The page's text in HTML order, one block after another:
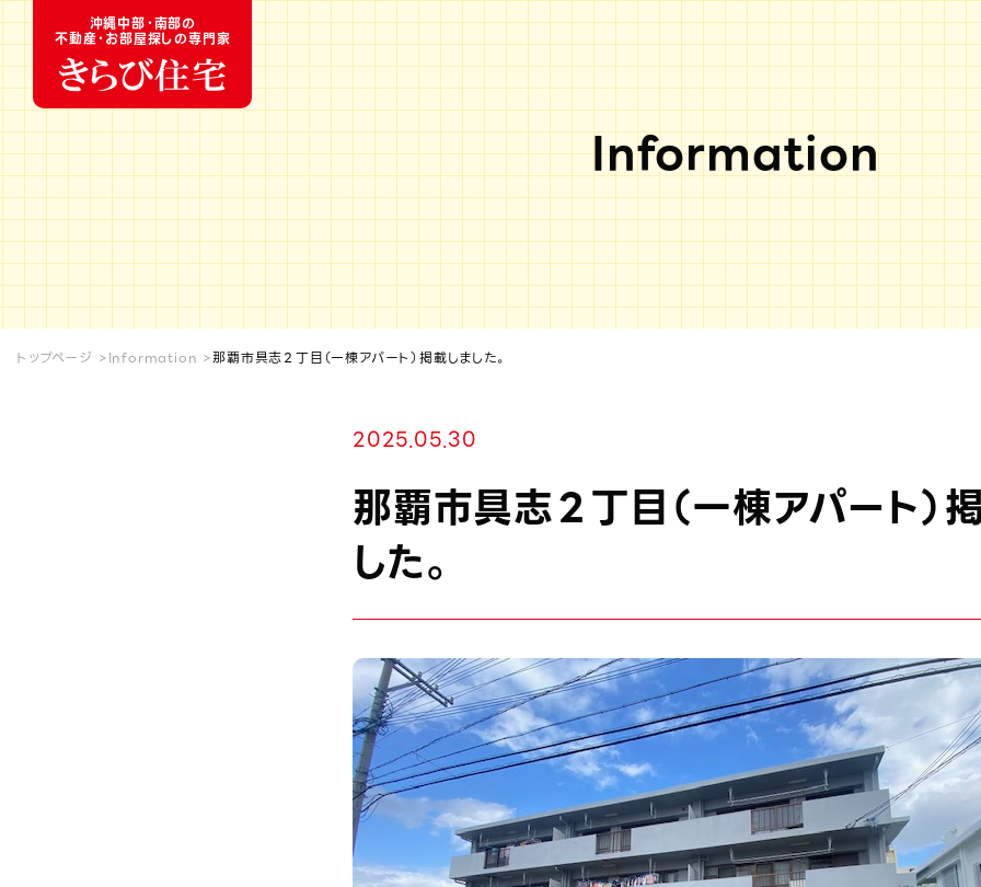
沖縄中部・南部の
不動産・お部屋探しの専門家
Information
トップページ Information 那覇市具志２丁目（一棟アパート）掲載しました。
2025.05.30
那覇市具志２丁目（一棟アパート）
した。